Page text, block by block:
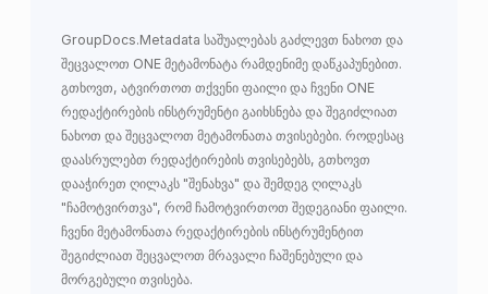
GroupDocs.Metadata საშუალებას გაძლევთ ნახოთ და
შეცვალოთ ONE მეტამონატა რამდენიმე დაწკაპუნებით.
გთხოვთ, ატვირთოთ თქვენი ფაილი და ჩვენი ONE
რედაქტირების ინსტრუმენტი გაიხსნება და შეგიძლიათ
ნახოთ და შეცვალოთ მეტამონათა თვისებები. როდესაც
დაასრულებთ რედაქტირების თვისებებს, გთხოვთ
დააჭირეთ ღილაკს "შენახვა" და შემდეგ ღილაკს
"ჩამოტვირთვა", რომ ჩამოტვირთოთ შედეგიანი ფაილი.
ჩვენი მეტამონათა რედაქტირების ინსტრუმენტით
შეგიძლიათ შეცვალოთ მრავალი ჩაშენებული და
მორგებული თვისება.